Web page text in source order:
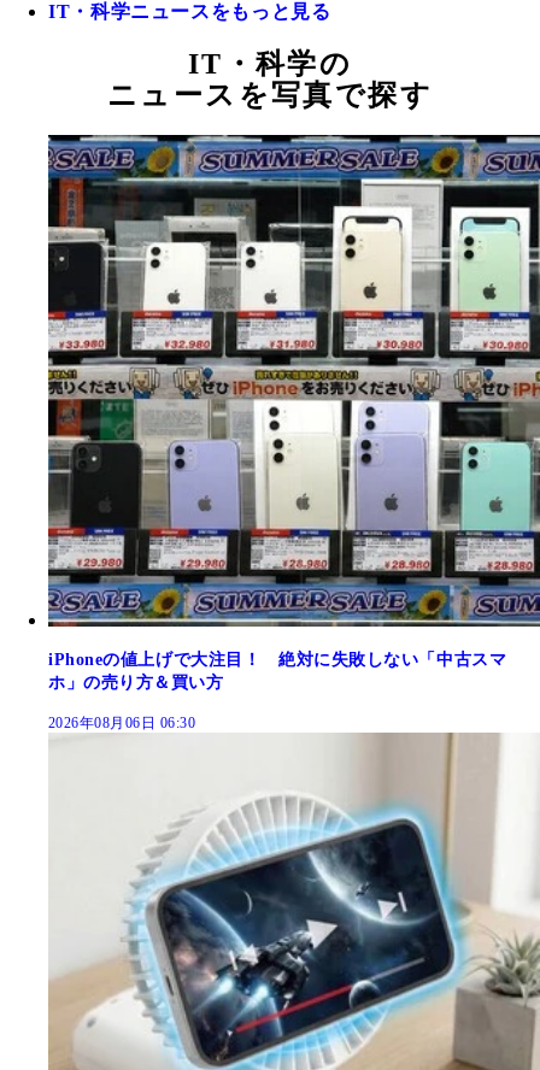
IT・科学ニュースをもっと見る
IT・科学の
ニュースを写真で探す
iPhoneの値上げで大注目！ 絶対に失敗しない「中古スマ
ホ」の売り方＆買い方
2026年08月06日 06:30